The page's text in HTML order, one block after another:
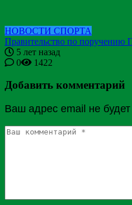
НОВОСТИ СПОРТА
Правительство по поручению
5 лет назад
0
1422
Добавить комментарий
Ваш адрес email не